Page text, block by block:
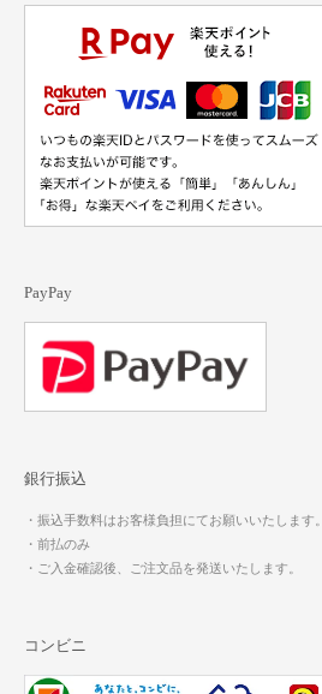
PayPay
銀行振込
・振込手数料はお客様負担にてお願いいたします。
・前払のみ
・ご入金確認後、ご注文品を発送いたします。
コンビニ